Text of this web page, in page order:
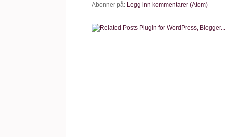
Abonner på: Legg inn kommentarer (Atom)